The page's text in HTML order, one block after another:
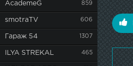
AcademeG 859
smotraTV 606
Гараж 54 1307
ILYA STREKAL 465